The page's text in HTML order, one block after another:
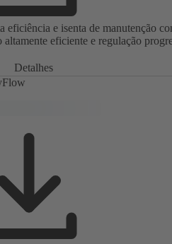
eficiência e isenta de manutenção
eficiente e regulação
Detalhes